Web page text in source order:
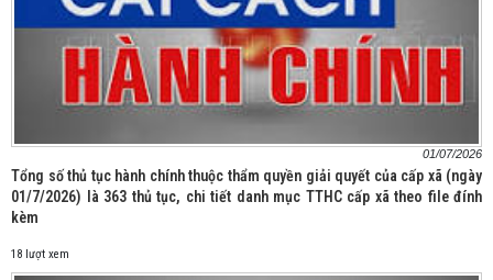
01/07/2026
Tổng số thủ tục hành chính thuộc thẩm quyền giải quyết của cấp xã (ngày
01/7/2026) là 363 thủ tục, chi tiết danh mục TTHC cấp xã theo file đính
kèm
18 lượt xem